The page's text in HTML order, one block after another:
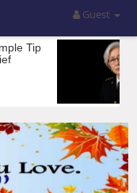
Guest